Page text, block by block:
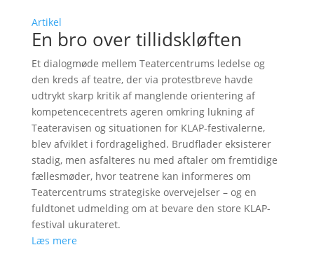
Artikel
En bro over tillidskløften
Et dialogmøde mellem Teatercentrums ledelse og
den kreds af teatre, der via protestbreve havde
udtrykt skarp kritik af manglende orientering af
kompetencecentrets ageren omkring lukning af
Teateravisen og situationen for KLAP-festivalerne,
blev afviklet i fordragelighed. Brudflader eksisterer
stadig, men asfalteres nu med aftaler om fremtidige
fællesmøder, hvor teatrene kan informeres om
Teatercentrums strategiske overvejelser – og en
fuldtonet udmelding om at bevare den store KLAP-
festival ukurateret.
Læs mere